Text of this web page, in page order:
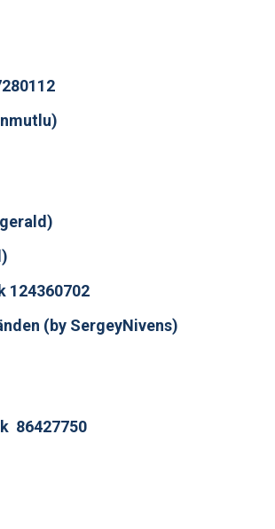
124360702
(by SergeyNivens)
86427750